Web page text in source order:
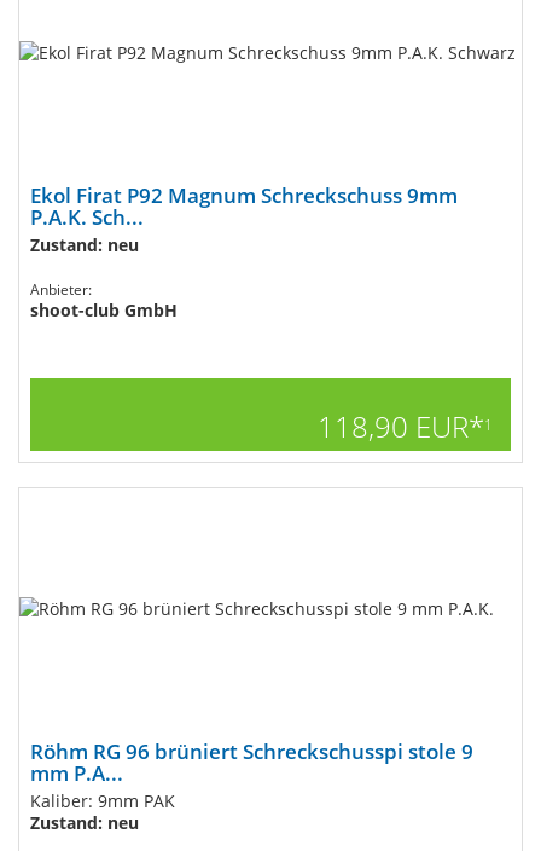
Ekol Firat P92 Magnum Schreckschuss 9mm
P.A.K. Sch...
Zustand: neu
Anbieter:
shoot-club GmbH
118,90 EUR*1
Röhm RG 96 brüniert Schreckschusspi stole 9
mm P.A...
Kaliber: 9mm PAK
Zustand: neu